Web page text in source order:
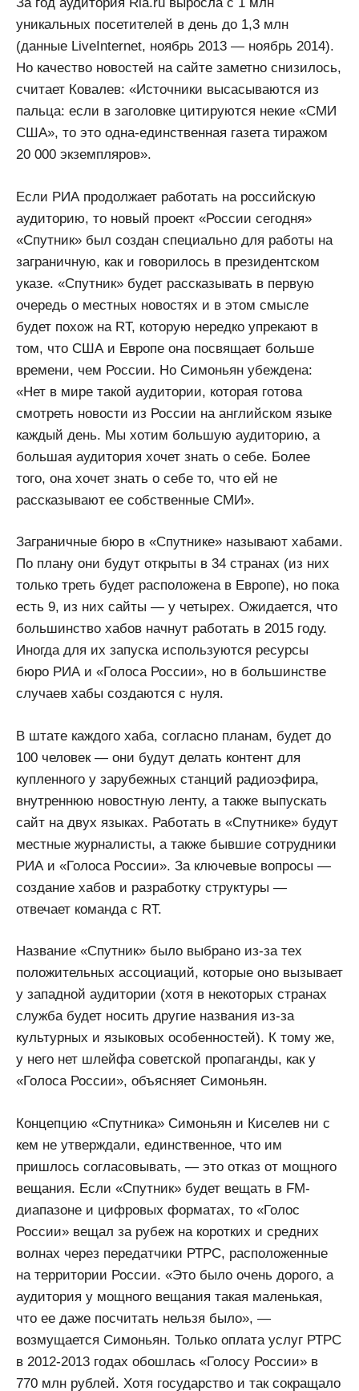
уникальных посетителей в день до 1,3 млн
(данные LiveInternet, ноябрь 2013 — ноябрь 2014).
Но качество новостей на сайте заметно снизилось,
считает Ковалев: «Источники высасываются из
пальца: если в заголовке цитируются некие «СМИ
США», то это одна-единственная газета тиражом
20 000 экземпляров».
Если РИА продолжает работать на российскую
аудиторию, то новый проект «России сегодня»
«Спутник» был создан специально для работы на
заграничную, как и говорилось в президентском
указе. «Спутник» будет рассказывать в первую
очередь о местных новостях и в этом смысле
будет похож на RT, которую нередко упрекают в
том, что США и Европе она посвящает больше
времени, чем России. Но Симоньян убеждена:
«Нет в мире такой аудитории, которая готова
смотреть новости из России на английском языке
каждый день. Мы хотим большую аудиторию, а
большая аудитория хочет знать о себе. Более
того, она хочет знать о себе то, что ей не
рассказывают ее собственные СМИ».
Заграничные бюро в «Спутнике» называют хабами.
По плану они будут открыты в 34 странах (из них
только треть будет расположена в Европе), но пока
есть 9, из них сайты — у четырех. Ожидается, что
большинство хабов начнут работать в 2015 году.
Иногда для их запуска используются ресурсы
бюро РИА и «Голоса России», но в большинстве
случаев хабы создаются с нуля.
В штате каждого хаба, согласно планам, будет до
100 человек — они будут делать контент для
купленного у зарубежных станций радиоэфира,
внутреннюю новостную ленту, а также выпускать
сайт на двух языках. Работать в «Спутнике» будут
местные журналисты, а также бывшие сотрудники
РИА и «Голоса России». За ключевые вопросы —
создание хабов и разработку структуры —
отвечает команда с RT.
Название «Спутник» было выбрано из-за тех
положительных ассоциаций, которые оно вызывает
у западной аудитории (хотя в некоторых странах
служба будет носить другие названия из-за
культурных и языковых особенностей). К тому же,
у него нет шлейфа советской пропаганды, как у
«Голоса России», объясняет Симоньян.
Концепцию «Спутника» Симоньян и Киселев ни с
кем не утверждали, единственное, что им
пришлось согласовывать, — это отказ от мощного
вещания. Если «Спутник» будет вещать в FM-
диапазоне и цифровых форматах, то «Голос
России» вещал за рубеж на коротких и средних
волнах через передатчики РТРС, расположенные
на территории России. «Это было очень дорого, а
аудитория у мощного вещания такая маленькая,
что ее даже посчитать нельзя было», —
возмущается Симоньян. Только оплата услуг РТРС
в 2012-2013 годах обошлась «Голосу России» в
770 млн рублей. Хотя государство и так сокращало